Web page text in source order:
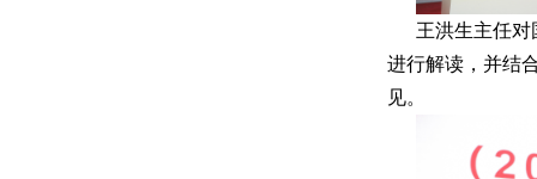
王洪生主任
进行解读，并结
见。